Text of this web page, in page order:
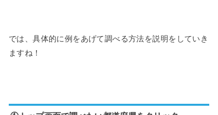
では、具体的に例をあげて調べる方法を説明をしていき
ますね！